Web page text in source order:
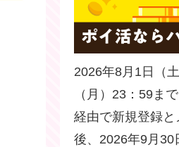
2026年8月1日（
（月）23：59ま
経由で新規登録
後、2026年9月30